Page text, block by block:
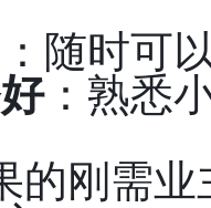
：随时可
：熟悉
的刚需